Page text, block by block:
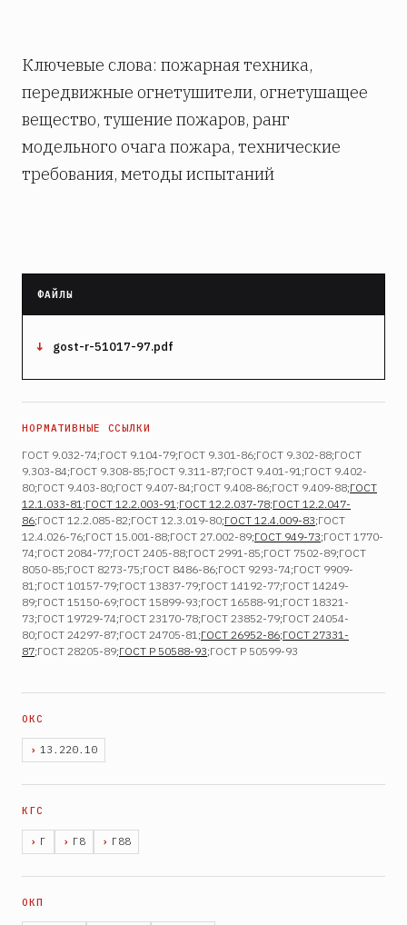
Ключевые слова: пожарная техника,
передвижные огнетушители, огнетушащее
вещество, тушение пожаров, ранг
модельного очага пожара, технические
требования, методы испытаний
gost-r-51017-97.pdf
ГОСТ 9.032-74;ГОСТ 9.104-79;ГОСТ 9.301-86;ГОСТ 9.302-88;ГОСТ
9.303-84;ГОСТ 9.308-85;ГОСТ 9.311-87;ГОСТ 9.401-91;ГОСТ 9.402-
80;ГОСТ 9.403-80;ГОСТ 9.407-84;ГОСТ 9.408-86;ГОСТ 9.409-88;ГОСТ
12.1.033-81;ГОСТ 12.2.003-91;ГОСТ 12.2.037-78;ГОСТ 12.2.047-
86;ГОСТ 12.2.085-82;ГОСТ 12.3.019-80;ГОСТ 12.4.009-83;ГОСТ
12.4.026-76;ГОСТ 15.001-88;ГОСТ 27.002-89;ГОСТ 949-73;ГОСТ 1770-
74;ГОСТ 2084-77;ГОСТ 2405-88;ГОСТ 2991-85;ГОСТ 7502-89;ГОСТ
8050-85;ГОСТ 8273-75;ГОСТ 8486-86;ГОСТ 9293-74;ГОСТ 9909-
81;ГОСТ 10157-79;ГОСТ 13837-79;ГОСТ 14192-77;ГОСТ 14249-
89;ГОСТ 15150-69;ГОСТ 15899-93;ГОСТ 16588-91;ГОСТ 18321-
73;ГОСТ 19729-74;ГОСТ 23170-78;ГОСТ 23852-79;ГОСТ 24054-
80;ГОСТ 24297-87;ГОСТ 24705-81;ГОСТ 26952-86;ГОСТ 27331-
87;ГОСТ 28205-89;ГОСТ Р 50588-93;ГОСТ Р 50599-93
13.220.10
Г Г8 Г88